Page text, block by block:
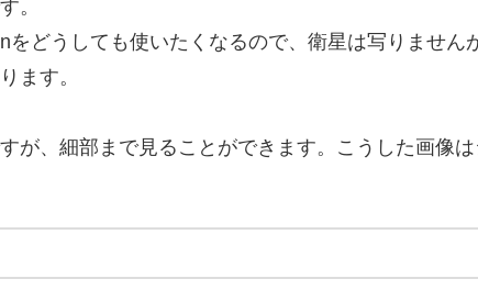
。
をどうしても使いたくなるので、衛星は写りません
ます。
が、細部まで見ることができます。こうした画像